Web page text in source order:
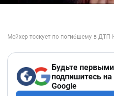
Будьте
подпишитесь на
Google